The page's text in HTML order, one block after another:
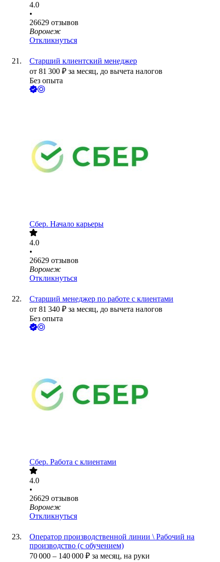
4.0
•
26629 отзывов
Воронеж
Откликнуться
Старший клиентский менеджер
от 81 300 ₽ за месяц, до вычета налогов
Без опыта
Сбер. Начало карьеры
4.0
•
26629 отзывов
Воронеж
Откликнуться
Старший менеджер по работе с клиентами
от 81 340 ₽ за месяц, до вычета налогов
Без опыта
Сбер. Работа с клиентами
4.0
•
26629 отзывов
Воронеж
Откликнуться
Оператор производственной линии \ Рабочий на
производство (с обучением)
70 000 – 140 000 ₽ за месяц, на руки